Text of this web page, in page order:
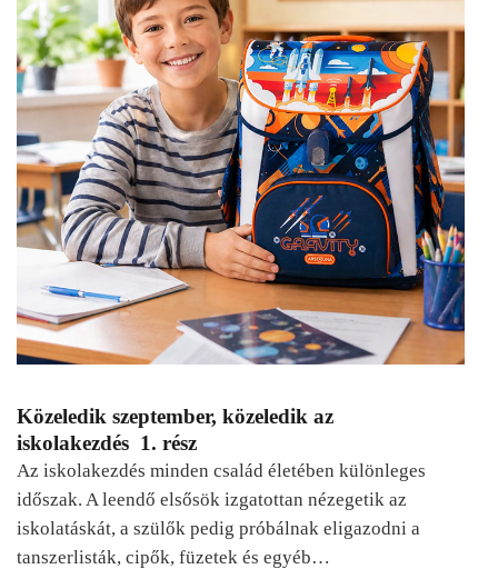
Közeledik szeptember, közeledik az
iskolakezdés 1. rész
Az iskolakezdés minden család életében különleges
időszak. A leendő elsősök izgatottan nézegetik az
iskolatáskát, a szülők pedig próbálnak eligazodni a
tanszerlisták, cipők, füzetek és egyéb…